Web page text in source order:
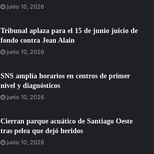
junio 10, 2026
Tribunal aplaza para el 15 de junio juicio de
fondo contra Jean Alain
junio 10, 2026
SNS amplía horarios en centros de primer
nivel y diagnósticos
junio 10, 2026
Cierran parque acuático de Santiago Oeste
tras pelea que dejó heridos
junio 10, 2026